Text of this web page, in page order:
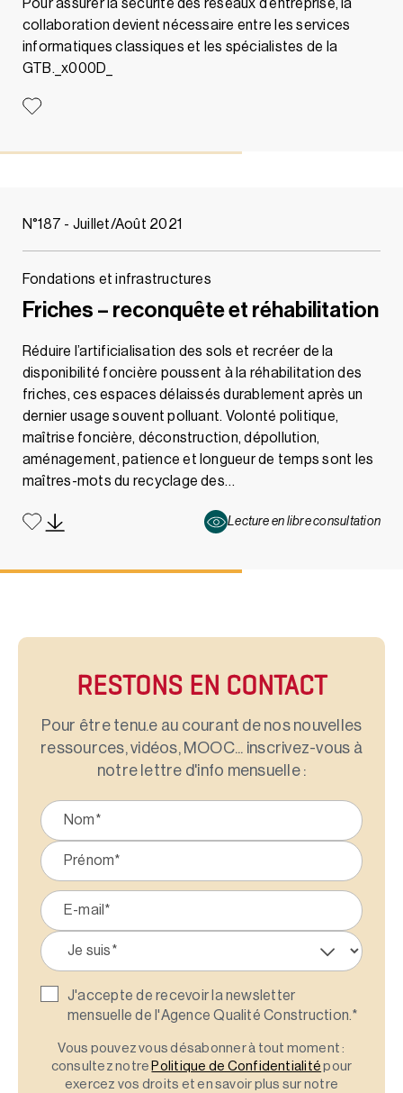
Pour assurer la sécurité des réseaux d’entreprise, la
collaboration devient nécessaire entre les services
informatiques classiques et les spécialistes de la
GTB._x000D_
N°187 - Juillet/Août 2021
Fondations et infrastructures
Friches – reconquête et réhabilitation
Réduire l’artificialisation des sols et recréer de la
disponibilité foncière poussent à la réhabilitation des
friches, ces espaces délaissés durablement après un
dernier usage souvent polluant. Volonté politique,
maîtrise foncière, déconstruction, dépollution,
aménagement, patience et longueur de temps sont les
maîtres-mots du recyclage des…
Lecture en libre consultation
RESTONS EN CONTACT
Pour être tenu.e au courant de nos nouvelles
ressources, vidéos, MOOC... inscrivez-vous à
notre lettre d'info mensuelle :
J'accepte de recevoir la newsletter
mensuelle de l'Agence Qualité Construction.*
Vous pouvez vous désabonner à tout moment :
consultez notre Politique de Confidentialité pour
exercez vos droits et en savoir plus sur notre